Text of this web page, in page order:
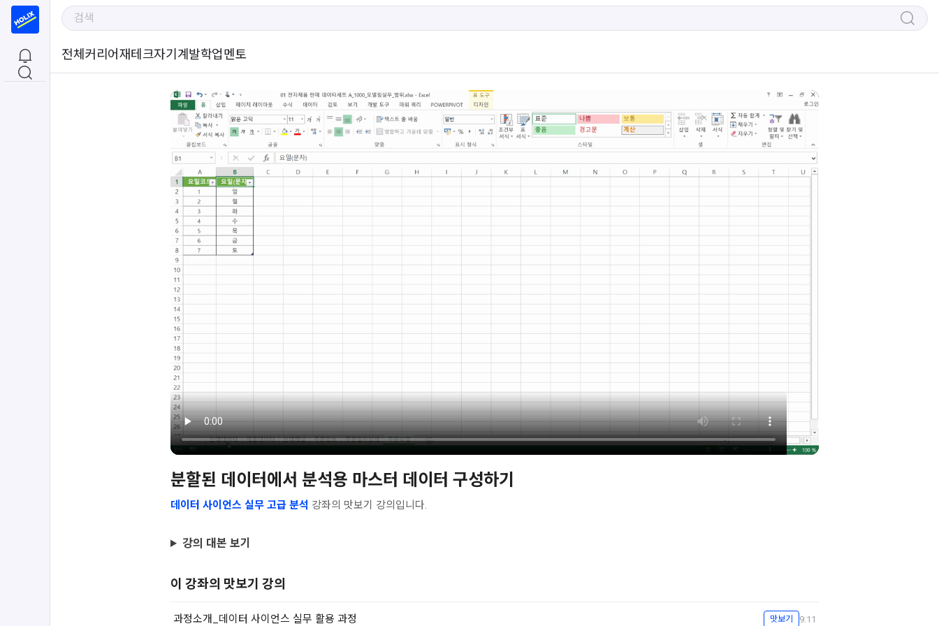
전체 커리어재테크자기계발학업멘토
분할된 데이터에서 분석용 마스터 데이터 구성하기
데이터 사이언스 실무 고급 분석 강좌의 맛보기 강의입니다.
강의 대본 보기
이 강좌의 맛보기 강의
과정소개_데이터 사이언스 실무 활용 과정 맛보기 9:11